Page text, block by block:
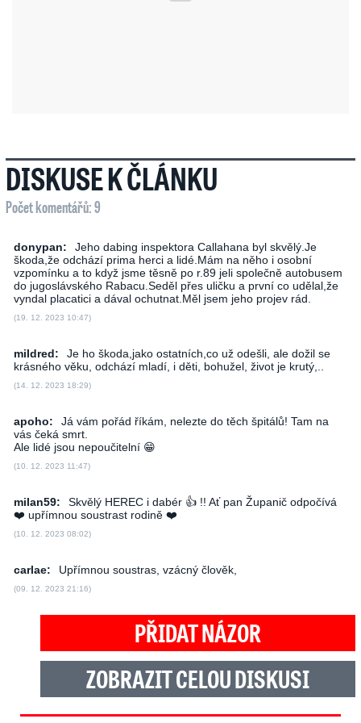
DISKUSE K ČLÁNKU
Počet komentářů: 9
donypan:
Jeho dabing inspektora Callahana byl skvělý.Je
škoda,že odchází prima herci a lidé.Mám na něho i osobní
vzpomínku a to když jsme těsně po r.89 jeli společně autobusem
do jugoslávského Rabacu.Seděl přes uličku a první co udělal,že
vyndal placatici a dával ochutnat.Měl jsem jeho projev rád.
(19. 12. 2023 10:47)
mildred:
Je ho škoda,jako ostatních,co už odešli, ale dožil se
krásného věku, odchází mladí, i děti, bohužel, život je krutý,..
(14. 12. 2023 18:29)
apoho:
Já vám pořád říkám, nelezte do těch špitálů! Tam na
vás čeká smrt.
Ale lidé jsou nepoučitelní 😁
(10. 12. 2023 11:47)
milan59:
Skvělý HEREC i dabér 👍 !! Ať pan Županič odpočívá
❤️‍ upřímnou soustrast rodině ❤️‍
(10. 12. 2023 08:02)
carlae: Upřímnou soustras, vzácný člověk,
(09. 12. 2023 21:16)
PŘIDAT NÁZOR
ZOBRAZIT CELOU DISKUSI